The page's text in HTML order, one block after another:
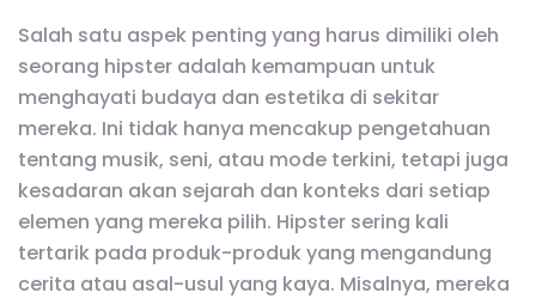
Salah satu aspek penting yang harus dimiliki oleh
seorang hipster adalah kemampuan untuk
menghayati budaya dan estetika di sekitar
mereka. Ini tidak hanya mencakup pengetahuan
tentang musik, seni, atau mode terkini, tetapi juga
kesadaran akan sejarah dan konteks dari setiap
elemen yang mereka pilih. Hipster sering kali
tertarik pada produk-produk yang mengandung
cerita atau asal-usul yang kaya. Misalnya, mereka